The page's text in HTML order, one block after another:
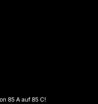
85 A auf 85 C!